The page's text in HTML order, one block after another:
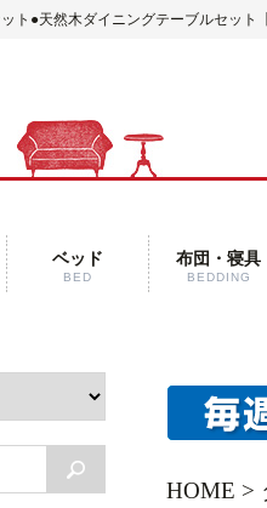
ト ●天然木ダイニングテーブルセット
ベッド
BED
布団・寝具
BEDDING
HOME >